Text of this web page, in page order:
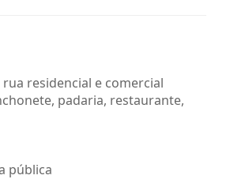
residencial e comercial
padaria, restaurante,
pública